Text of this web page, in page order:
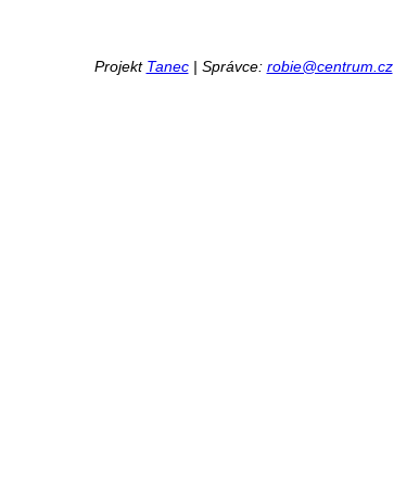
Projekt Tanec| Správce: robie@centrum.cz